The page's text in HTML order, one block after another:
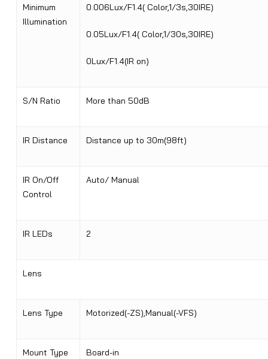
Minimum
Illumination
0.006Lux/F1.4( Color,1/3s,30IRE)
0.05Lux/F1.4( Color,1/30s,30IRE)
0Lux/F1.4(IR on)
S/N Ratio More than 50dB
IR Distance Distance up to 30m(98ft)
IR On/Off
Control
Auto/ Manual
IR LEDs 2
Lens
Lens Type Motorized(-ZS),Manual(-VFS)
Mount Type Board-in